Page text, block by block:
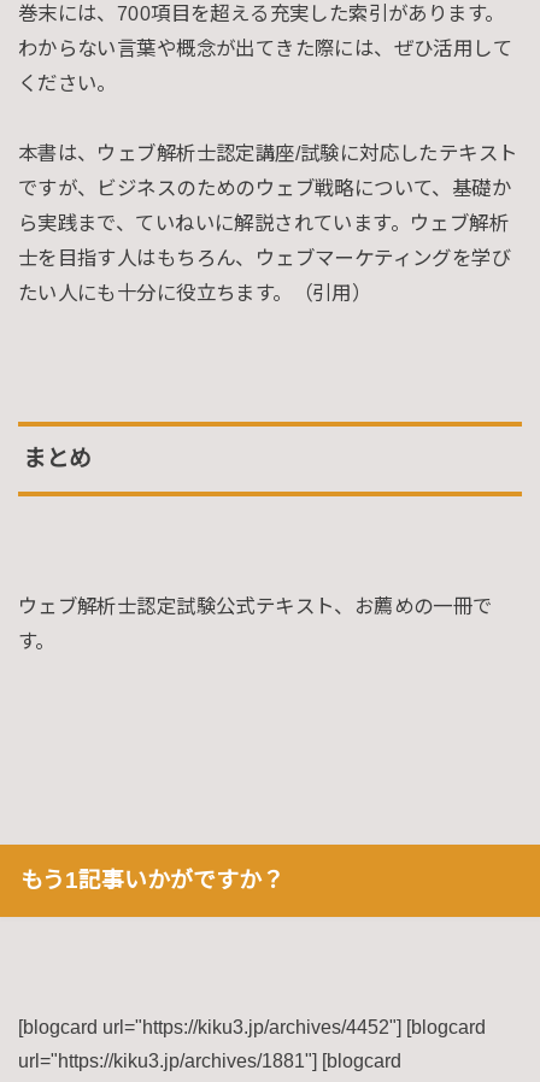
巻末には、700項目を超える充実した索引があります。
わからない言葉や概念が出てきた際には、ぜひ活用して
ください。
本書は、ウェブ解析士認定講座/試験に対応したテキスト
ですが、ビジネスのためのウェブ戦略について、基礎か
ら実践まで、ていねいに解説されています。ウェブ解析
士を目指す人はもちろん、ウェブマーケティングを学び
たい人にも十分に役立ちます。（引用）
まとめ
ウェブ解析士認定試験公式テキスト、お薦めの一冊で
す。
もう1記事いかがですか？
[blogcard url="https://kiku3.jp/archives/4452"] [blogcard
url="https://kiku3.jp/archives/1881"] [blogcard